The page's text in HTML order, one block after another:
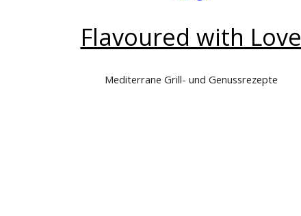
Flavoured with Love
Mediterrane Grill- und Genussrezepte